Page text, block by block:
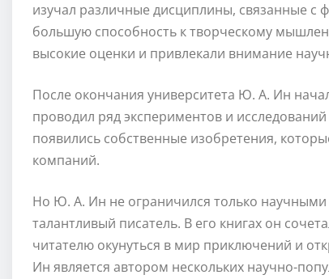
изучал различные дисциплины, связанные с
большую способность к творческому
высокие оценки и привлекали внимание
После окончания университета Ю. А. Ин
проводил ряд экспериментов и
появились собственные изобретения,
компаний.
Но Ю. А. Ин не ограничился только
талантливый писатель. В его книгах он
читателю окунуться в мир приключений и
Ин является автором нескольких научно-